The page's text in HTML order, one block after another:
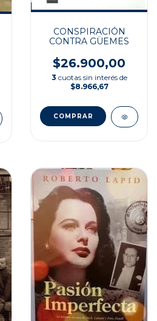
CONSPIRACIÓN
CONTRA GÜEMES
$26.900,00
3 cuotas sin interés de
$8.966,67